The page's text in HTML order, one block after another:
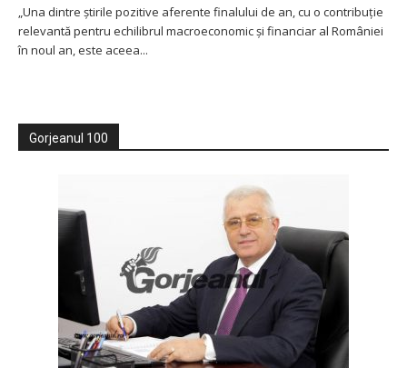
„Una dintre știrile pozitive aferente finalului de an, cu o contribuție
relevantă pentru echilibrul macroeconomic și financiar al României
în noul an, este aceea...
Gorjeanul 100